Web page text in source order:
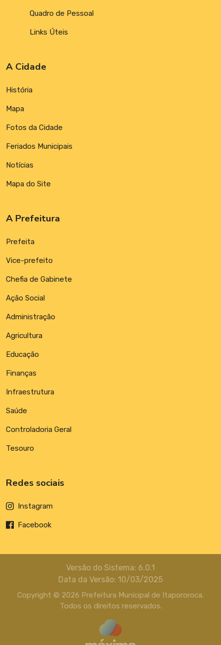
Quadro de Pessoal
Links Úteis
A Cidade
História
Mapa
Fotos da Cidade
Feriados Municipais
Notícias
Mapa do Site
A Prefeitura
Prefeita
Vice-prefeito
Chefia de Gabinete
Ação Social
Administração
Agricultura
Educação
Finanças
Infraestrutura
Saúde
Controladoria Geral
Tesouro
Redes sociais
Instagram
Facebook
Versão do Sistema: 6.0.1
Data da Versão: 10/03/2025
Copyright © 2026 Prefeitura Municipal de Itapororoca.
Todos os direitos reservados.